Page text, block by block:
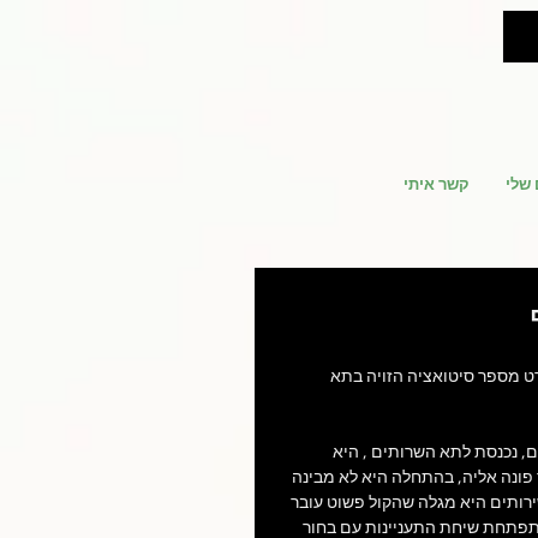
קשר איתי שלי
מספר סיטואציה הזויה בתא
נכנסת לתא השרותים , היא
אליה, בהתחלה היא לא מבינה
היא מגלה שהקול פשוט עובר
שיחת התעניינות עם בחור
תסריטאות דצמבר אליפות העולם במרוצים